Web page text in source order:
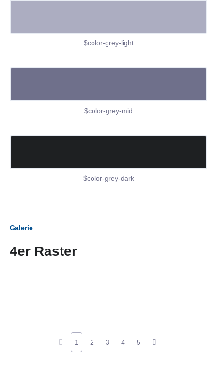
$color-grey-light
$color-grey-mid
$color-grey-dark
Galerie
4er Raster
1 2 3 4 5